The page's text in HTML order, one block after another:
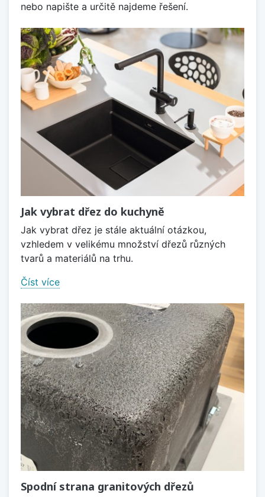
nebo napište a určitě najdeme řešení.
Jak vybrat dřez do kuchyně
Jak vybrat dřez je stále aktuální otázkou,
vzhledem v velikému množství dřezů různých
tvarů a materiálů na trhu.
Číst více
Spodní strana granitových dřezů